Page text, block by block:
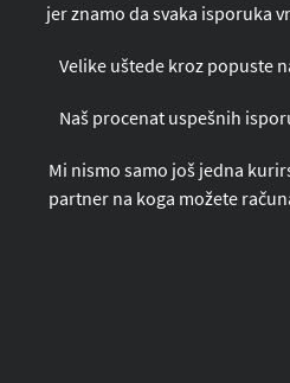
jer znamo da svaka isporuka
Velike uštede kroz popuste
Naš procenat uspešnih
Mi nismo samo još jedna
partner na koga možete